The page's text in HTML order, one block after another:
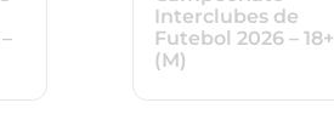
Interclubes de
Futebol 2026 – 18+
(M)